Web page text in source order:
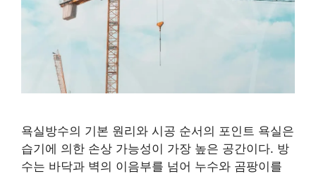
욕실방수의 기본 원리와 시공 순서의 포인트 욕실은
습기에 의한 손상 가능성이 가장 높은 공간이다. 방
수는 바닥과 벽의 이음부를 넘어 누수와 곰팡이를